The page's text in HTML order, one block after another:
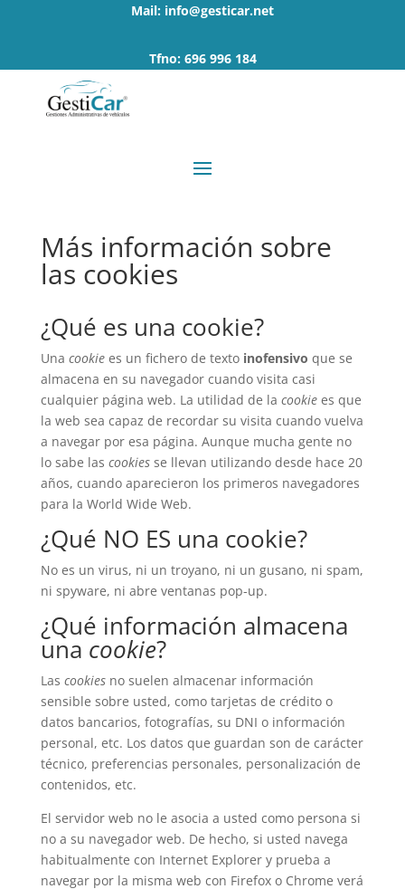
Mail: info@gesticar.net
Tfno: 696 996 184
Más información sobre
las cookies
¿Qué es una cookie?
Una cookiees un fichero de texto inofensivo que se
almacena en su navegador cuando visita casi
cualquier página web. La utilidad de la cookiees que
la web sea capaz de recordar su visita cuando vuelva
a navegar por esa página. Aunque mucha gente no
lo sabe las cookiesse llevan utilizando desde hace 20
años, cuando aparecieron los primeros navegadores
para la World Wide Web.
¿Qué NO ES una cookie?
No es un virus, ni un troyano, ni un gusano, ni spam,
ni spyware, ni abre ventanas pop-up.
¿Qué información almacena
una cookie?
Las cookiesno suelen almacenar información
sensible sobre usted, como tarjetas de crédito o
datos bancarios, fotografías, su DNI o información
personal, etc. Los datos que guardan son de carácter
técnico, preferencias personales, personalización de
contenidos, etc.
El servidor web no le asocia a usted como persona si
no a su navegador web. De hecho, si usted navega
habitualmente con Internet Explorer y prueba a
navegar por la misma web con Firefox o Chrome verá